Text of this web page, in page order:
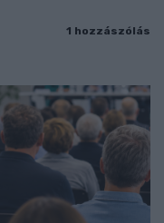
1 hozzászólás